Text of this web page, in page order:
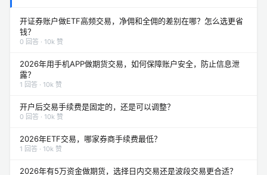
开证券账户做ETF高频交易，净佣和全佣的差别在哪？怎么选更省
钱？
0 回答 · 10k 赞
2026年用手机APP做期货交易，如何保障账户安全，防止信息泄
露？
1 回答 · 10k 赞
开户后交易手续费是固定的，还是可以调整？
0 回答 · 10k 赞
2026年ETF交易，哪家券商手续费最低？
1 回答 · 10k 赞
2026年有5万资金做期货，选择日内交易还是波段交易更合适？